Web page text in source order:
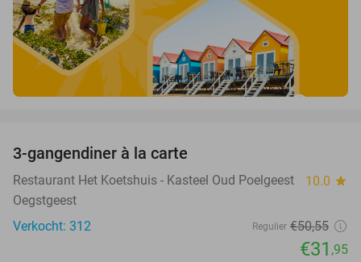
3-gangendiner à la carte
Restaurant Het Koetshuis - Kasteel Oud Poelgeest 10.0 star
Oegstgeest
Verkocht: 312
Regulier €50,55
€31 ,95